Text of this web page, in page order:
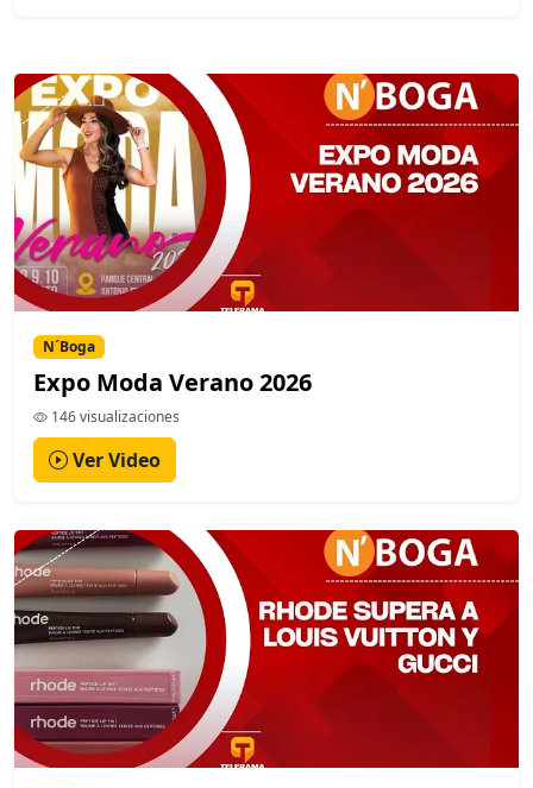
N´Boga
Expo Moda Verano 2026
146 visualizaciones
Ver Video